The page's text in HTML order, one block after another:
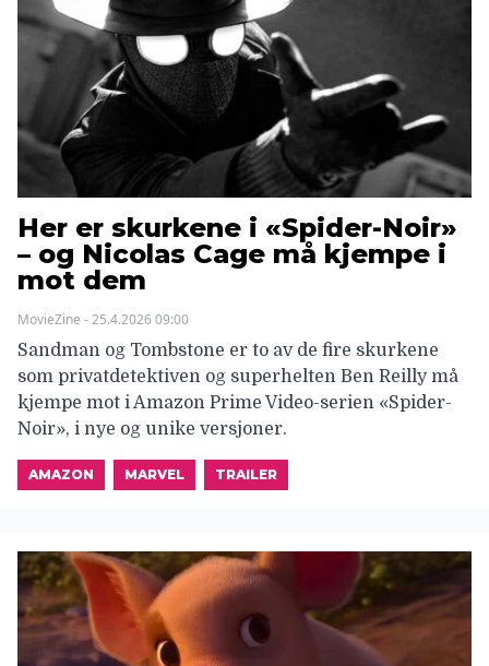
Her er skurkene i «Spider-Noir»
– og Nicolas Cage må kjempe i
mot dem
MovieZine - 25.4.2026 09:00
Sandman og Tombstone er to av de fire skurkene
som privatdetektiven og superhelten Ben Reilly må
kjempe mot i Amazon Prime Video-serien «Spider-
Noir», i nye og unike versjoner.
AMAZON MARVEL TRAILER